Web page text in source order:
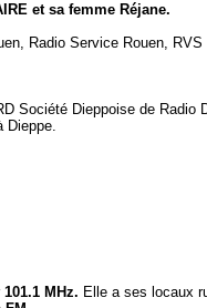
et sa femme Réjane.
Radio Service Rouen,
Société Dieppoise de Radio
Dieppe.
101.1 MHz. Elle a ses locaux